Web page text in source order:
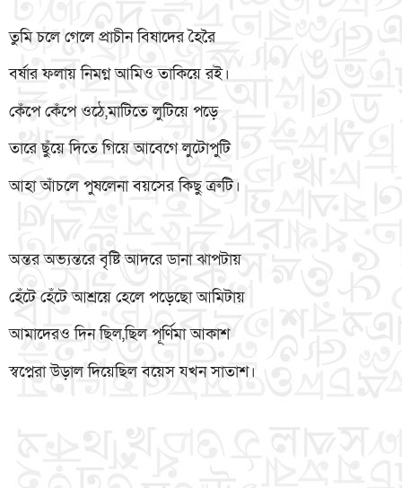
তুমি চলে গেলে প্রাচীন বিষাদের হৈরৈ
বর্ষার ফলায় নিমগ্ন আমিও তাকিয়ে রই।
কেঁপে কেঁপে ওঠে,মাটিতে লুটিয়ে পড়ে
তারে ছুঁয়ে দিতে গিয়ে আবেগে লুটোপুটি
আহা আঁচলে পুষলেনা বয়সের কিছু ত্রুটি।
অন্তর অভ্যন্তরে বৃষ্টি আদরে ডানা ঝাপটায়
হেঁটে হেঁটে আশ্রয়ে হেলে পড়েছো আমিটায়
আমাদেরও দিন ছিল,ছিল পূর্ণিমা আকাশ
স্বপ্নেরা উড়াল দিয়েছিল বয়েস যখন সাতাশ।